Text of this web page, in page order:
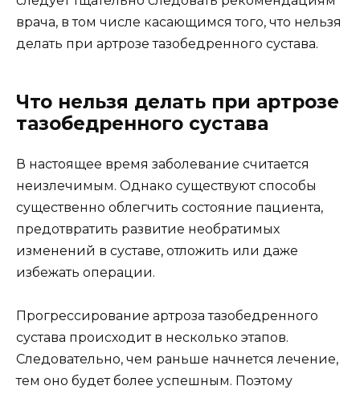
врача, в том числе касающимся того, что нельзя
делать при артрозе тазобедренного сустава.
Что нельзя делать при артрозе
тазобедренного сустава
В настоящее время заболевание считается
неизлечимым. Однако существуют способы
существенно облегчить состояние пациента,
предотвратить развитие необратимых
изменений в суставе, отложить или даже
избежать операции.
Прогрессирование артроза тазобедренного
сустава происходит в несколько этапов.
Следовательно, чем раньше начнется лечение,
тем оно будет более успешным. Поэтому